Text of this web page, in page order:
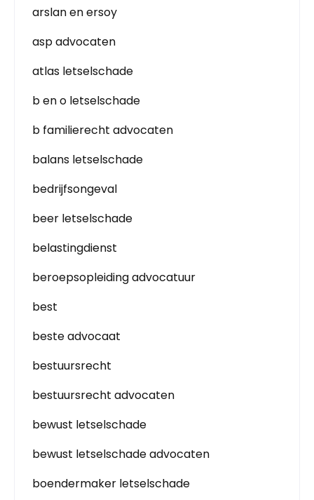
arslan en ersoy
asp advocaten
atlas letselschade
b en o letselschade
b familierecht advocaten
balans letselschade
bedrijfsongeval
beer letselschade
belastingdienst
beroepsopleiding advocatuur
best
beste advocaat
bestuursrecht
bestuursrecht advocaten
bewust letselschade
bewust letselschade advocaten
boendermaker letselschade